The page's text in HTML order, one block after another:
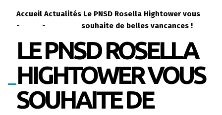
Accueil
-
Actualités
-
Le PNSD Rosella Hightower vous
souhaite de belles vancances !
LE PNSD ROSELLA
HIGHTOWER VOUS
SOUHAITE DE